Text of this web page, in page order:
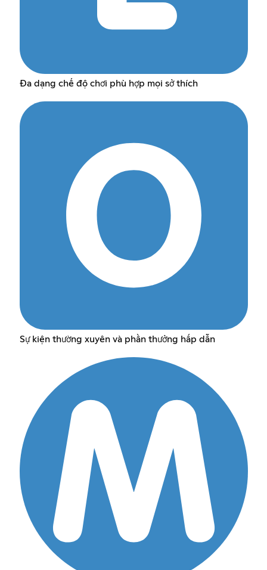
Đa dạng chế độ chơi phù hợp mọi sở thích
Sự kiện thường xuyên và phần thưởng hấp dẫn